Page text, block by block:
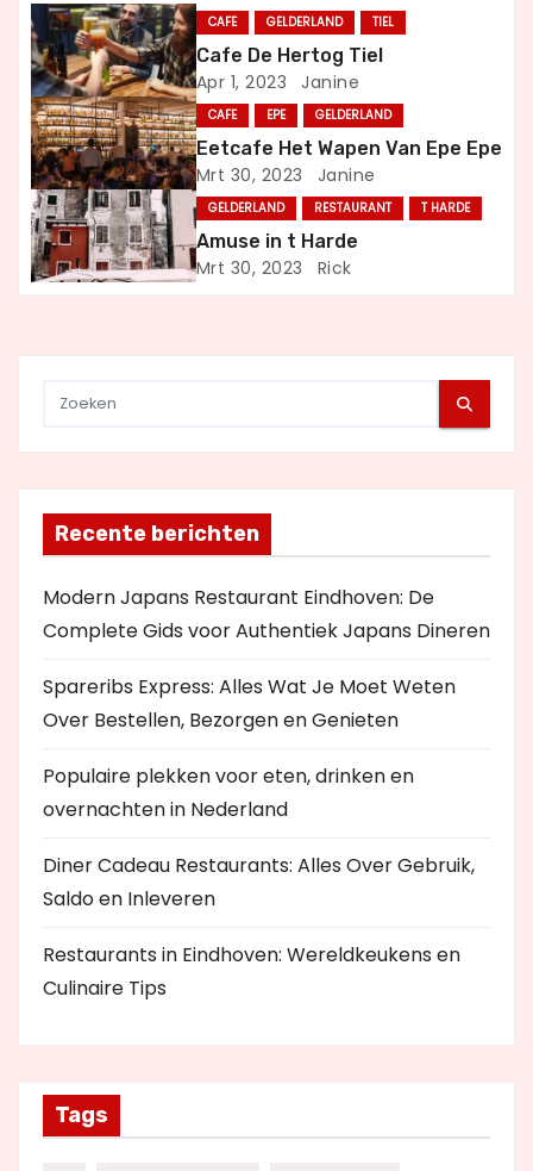
a
v
i
g
a
t
CAFE GELDERLAND TIEL
Cafe De Hertog Tiel
Apr 1, 2023 Janine
CAFE EPE GELDERLAND
Eetcafe Het Wapen Van Epe Epe
Mrt 30, 2023 Janine
GELDERLAND RESTAURANT T HARDE
Amuse in t Harde
Mrt 30, 2023 Rick
Recente berichten
Modern Japans Restaurant Eindhoven: De
Complete Gids voor Authentiek Japans Dineren
Spareribs Express: Alles Wat Je Moet Weten
Over Bestellen, Bezorgen en Genieten
Populaire plekken voor eten, drinken en
overnachten in Nederland
Diner Cadeau Restaurants: Alles Over Gebruik,
Saldo en Inleveren
Restaurants in Eindhoven: Wereldkeukens en
Culinaire Tips
Tags